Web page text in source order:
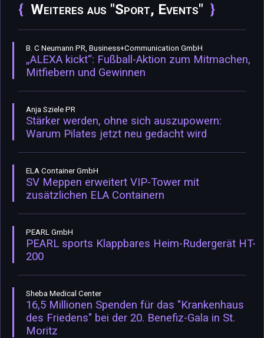
Weiteres aus "Sport, Events"
B. C Neumann PR, Business+Communication GmbH
„ALEXA kickt“: Fußball-Aktion zum Mitmachen,
Mitfiebern und Gewinnen
Anja Sziele PR
Stärker werden, ohne sich auszupowern:
Warum Pilates jetzt neu gedacht wird
ELA Container GmbH
SV Meppen erweitert VIP-Tower mit
zusätzlichen ELA Containern
PEARL GmbH
PEARL sports Klappbares Heim-Rudergerät HT-
200
Sheba Medical Center
16,5 Millionen Spenden für das "Krankenhaus
des Friedens" bei der 20. Benefiz-Gala in St.
Moritz